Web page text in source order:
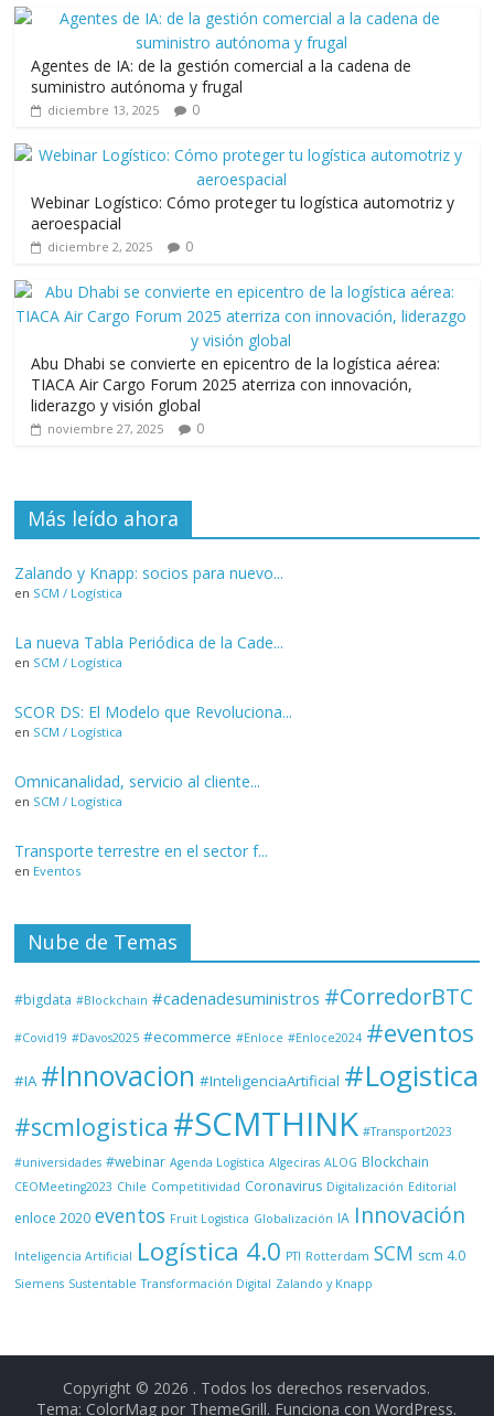
o
k
p
p
m ti
r
Agentes de IA: de la gestión comercial a la cadena de
suministro autónoma y frugal
diciembre 13, 2025 0
Webinar Logístico: Cómo proteger tu logística automotriz y
aeroespacial
diciembre 2, 2025 0
Abu Dhabi se convierte en epicentro de la logística aérea:
TIACA Air Cargo Forum 2025 aterriza con innovación,
liderazgo y visión global
noviembre 27, 2025 0
Más leído ahora
Zalando y Knapp: socios para nuevo...
en SCM / Logística
La nueva Tabla Periódica de la Cade...
en SCM / Logística
SCOR DS: El Modelo que Revoluciona...
en SCM / Logística
Omnicanalidad, servicio al cliente...
en SCM / Logística
Transporte terrestre en el sector f...
en Eventos
Nube de Temas
#bigdata #Blockchain #cadenadesuministros #CorredorBTC
#Covid19 #Davos2025 #ecommerce #Enloce #Enloce2024 #eventos
#IA #Innovacion #InteligenciaArtificial #Logistica
#scmlogistica #SCMTHINK #Transport2023
#universidades #webinar Agenda Logística Algeciras ALOG Blockchain
CEOMeeting2023 Chile Competitividad Coronavirus Digitalización Editorial
enloce 2020 eventos Fruit Logistica Globalización IA Innovación
Inteligencia Artificial Logística 4.0 PTI Rotterdam SCM scm 4.0
Siemens Sustentable Transformación Digital Zalando y Knapp
Copyright © 2026 . Todos los derechos reservados.
Tema: ColorMag por ThemeGrill. Funciona conWordPress.